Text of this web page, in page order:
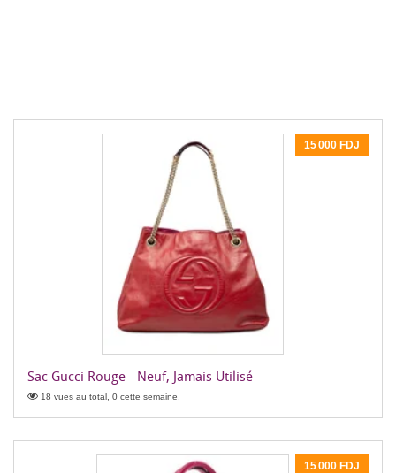
15 000 FDJ
Sac Gucci Rouge - Neuf, Jamais Utilisé
18 vues au total, 0 cette semaine,
15 000 FDJ